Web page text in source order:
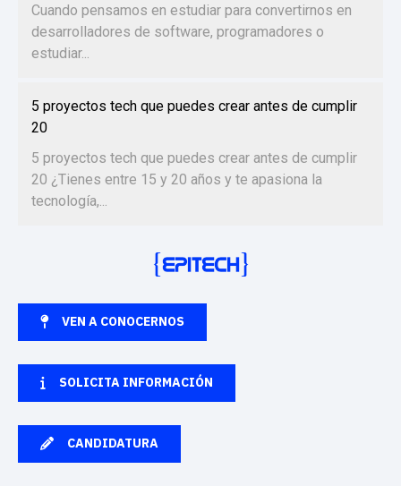
Cuando pensamos en estudiar para convertirnos en
desarrolladores de software, programadores o
estudiar...
5 proyectos tech que puedes crear antes de cumplir
20
5 proyectos tech que puedes crear antes de cumplir
20 ¿Tienes entre 15 y 20 años y te apasiona la
tecnología,...
VEN A CONOCERNOS
SOLICITA INFORMACIÓN
CANDIDATURA